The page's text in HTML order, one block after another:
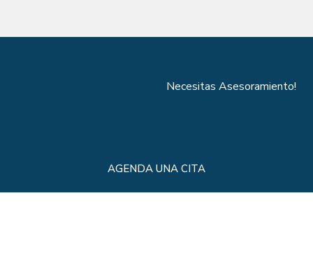
Necesitas Asesoramiento!
AGENDA UNA CITA